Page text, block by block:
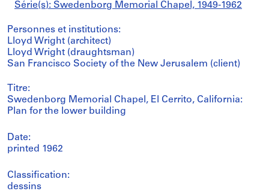
Série(s): Swedenborg Memorial Chapel, 1949-1962
Personnes et institutions:
Lloyd Wright (architect)
Lloyd Wright (draughtsman)
San Francisco Society of the New Jerusalem (client)
Titre:
Swedenborg Memorial Chapel, El Cerrito, California:
Plan for the lower building
Date:
printed 1962
Classification:
dessins